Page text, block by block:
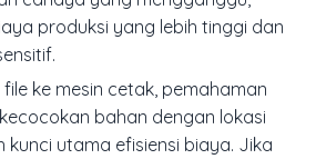
produksi yang lebih tinggi dan
ke mesin cetak, pemahaman
bahan dengan lokasi
utama efisiensi biaya. Jika